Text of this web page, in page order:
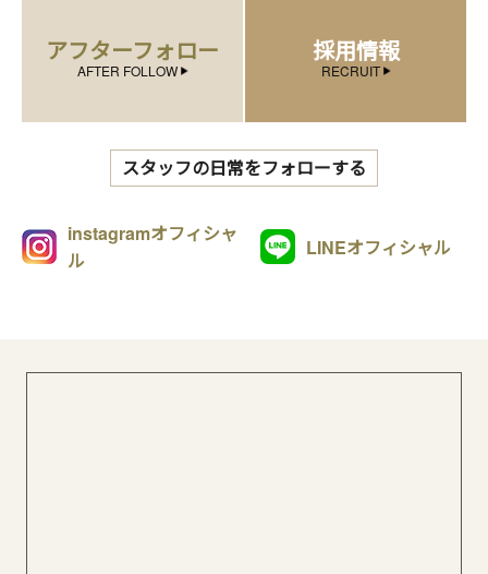
アフターフォロー
AFTER FOLLOW
採用情報
RECRUIT
スタッフの日常をフォローする
instagramオフィシャ
ル
LINEオフィシャル